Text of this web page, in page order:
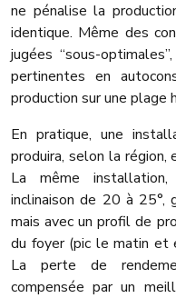
ne pénalise la
identique. Même des
jugées “sous-
pertinentes en
production sur une plage
En pratique, une
produira, selon la
La même
inclinaison de 20 à 25°,
mais avec un profil de
du foyer (pic le matin et
La perte de
compensée par un